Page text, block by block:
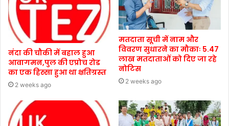
नंदा की चौकी में बहाल हुआ
आवागमन,पुल की एप्रोच रोड
का एक हिस्सा हुआ था क्षतिग्रस्त
2 weeks ago
मतदाता सूची में नाम और
विवरण सुधारने का मौकाः 5.47
लाख मतदाताओं को दिए जा रहे
नोटिस
2 weeks ago